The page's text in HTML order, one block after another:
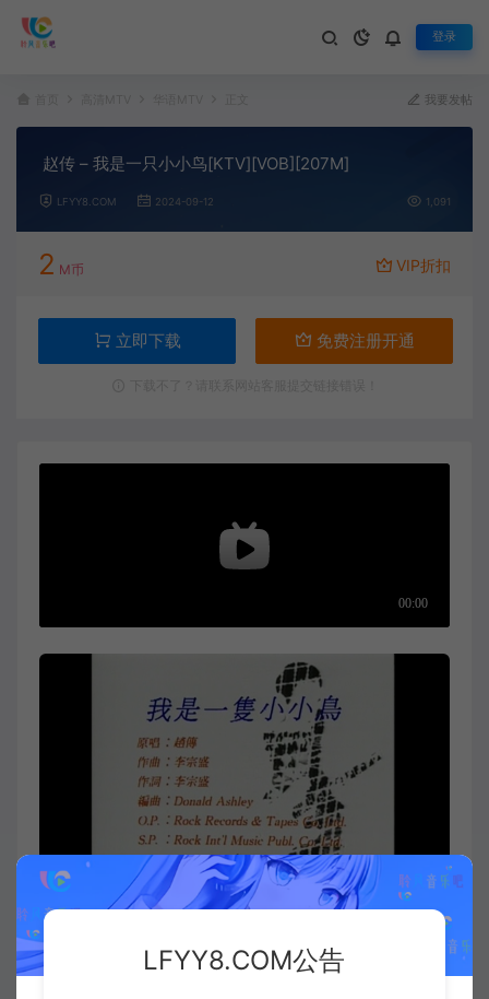
登录
我要发帖
赵传 – 我是一只小小鸟[KTV][VOB][207M]
LFYY8.COM 2024-09-12 1,091
2 M币 VIP折扣
立即下载 免费注册开通
LFYY8.COM公告